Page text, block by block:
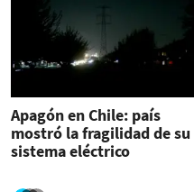
Apagón en Chile: país
mostró la fragilidad de su
sistema eléctrico